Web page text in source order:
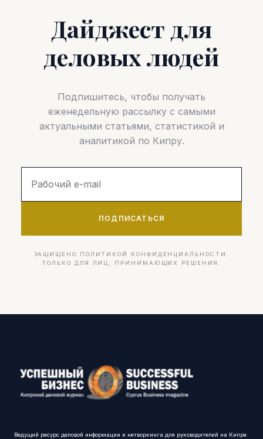
Дайджест для
деловых людей
Подпишитесь, чтобы получать
еженедельную рассылку с самыми
актуальными статьями, статистикой и
аналитикой по Кипру.
ПОДПИСАТЬСЯ
ЗАЩИЩЕНО ПОЛИТИКОЙ КОНФИДЕНЦИАЛЬНОСТИ.
ТОЛЬКО ДЛЯ ЛИЦ, ПРИНИМАЮЩИХ РЕШЕНИЯ.
Ведущий ресурс деловой информации и нетворкинга для руководителей на Кипре